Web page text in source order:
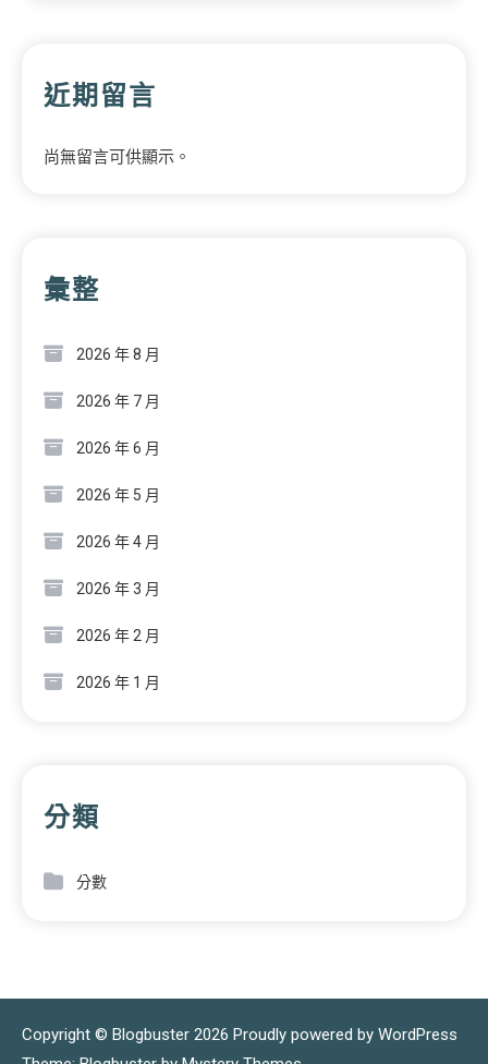
近期留言
尚無留言可供顯示。
彙整
2026 年 8 月
2026 年 7 月
2026 年 6 月
2026 年 5 月
2026 年 4 月
2026 年 3 月
2026 年 2 月
2026 年 1 月
分類
分數
Copyright © Blogbuster 2026 Proudly powered by WordPress